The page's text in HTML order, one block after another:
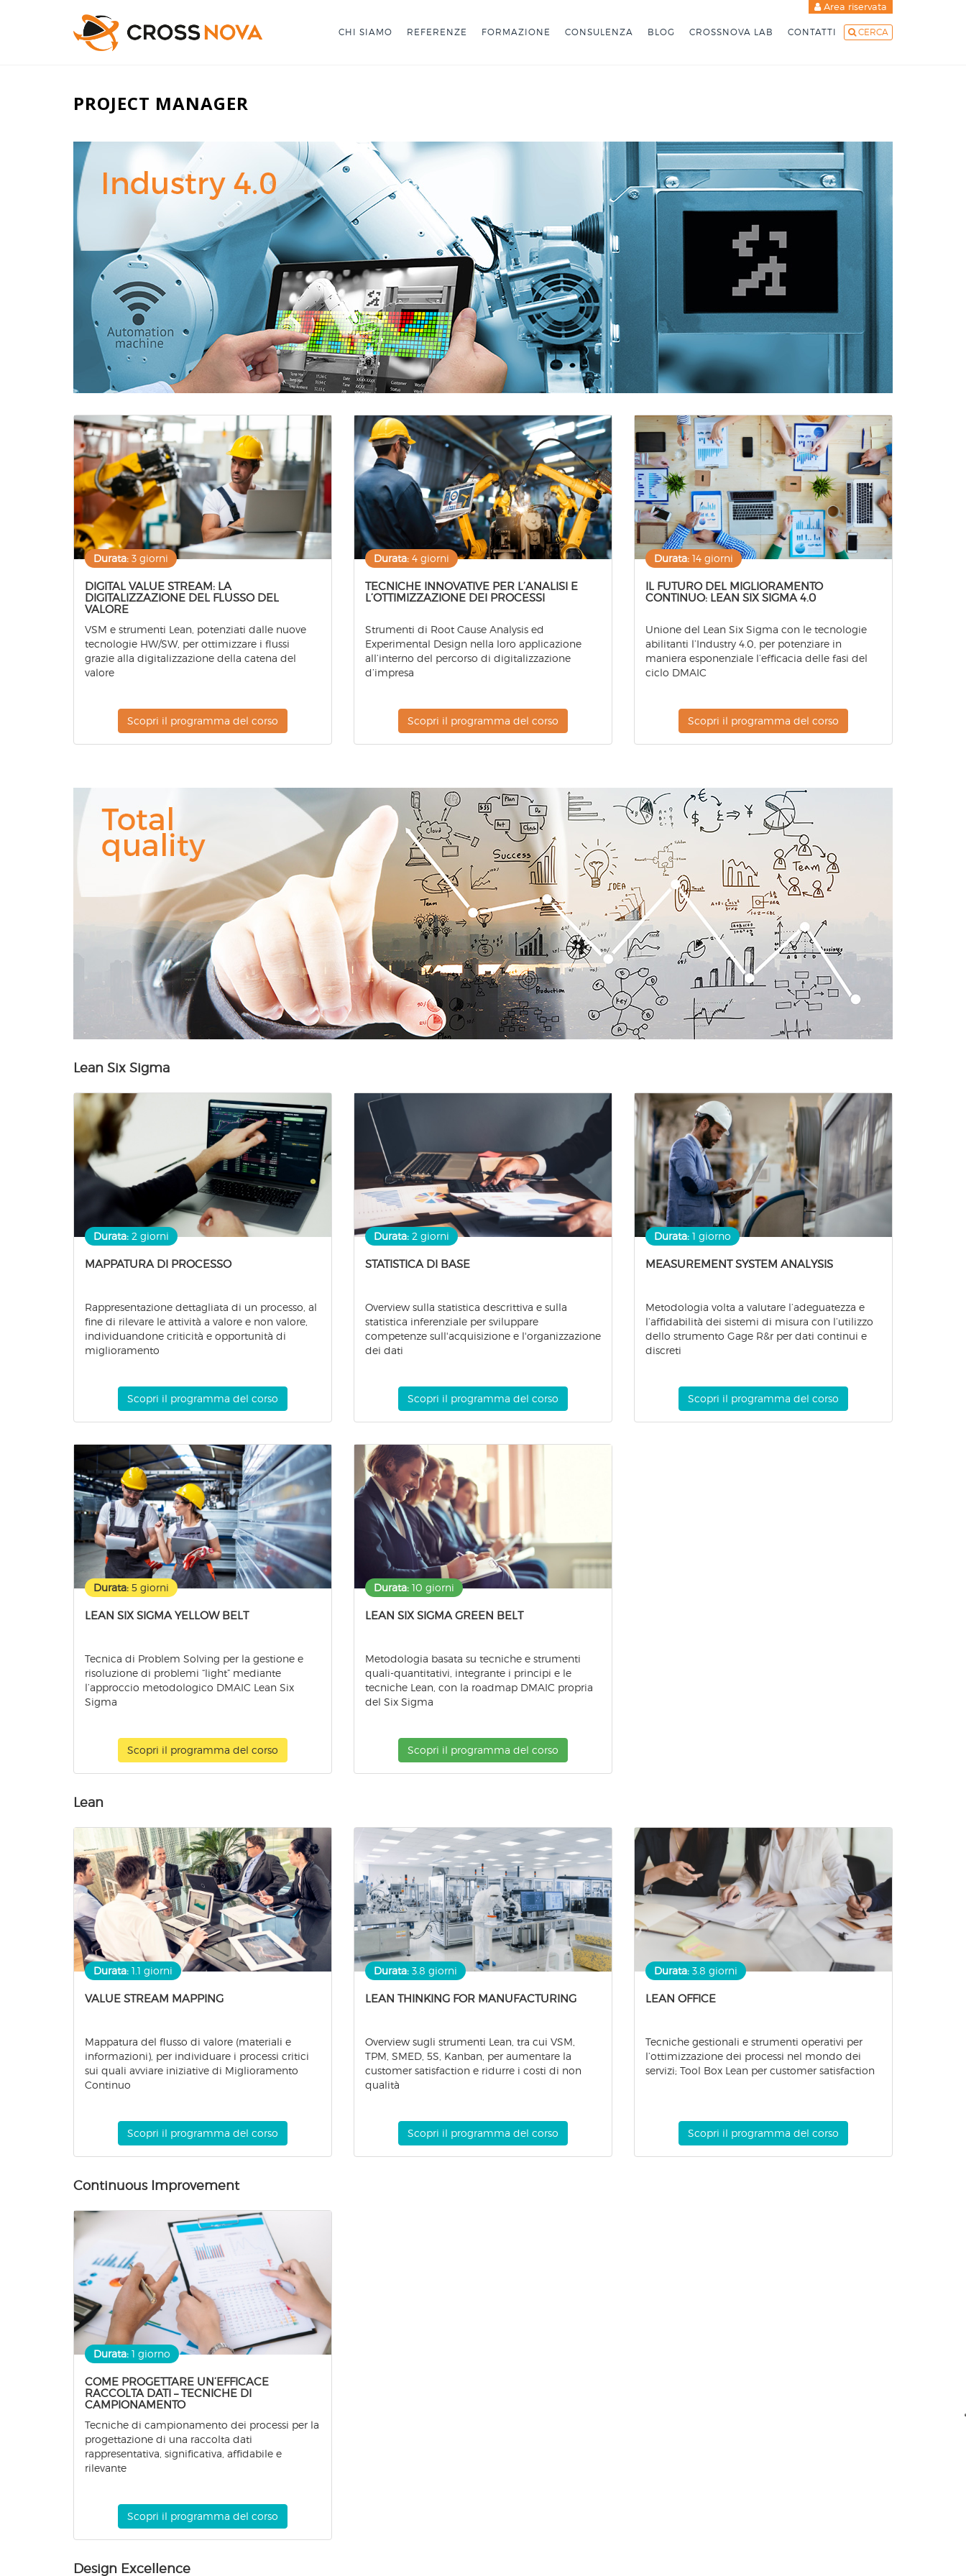
Area riservata
CHI SIAMO REFERENZE FORMAZIONE CONSULENZA BLOG CROSSNOVA LAB CONTATTI CERCA
PROJECT MANAGER
Industry
4.0
Durata: 3 giorni
DIGITAL VALUE STREAM: LA
DIGITALIZZAZIONE DEL FLUSSO DEL
VALORE
VSM e strumenti Lean, potenziati dalle nuove
tecnologie HW/SW, per ottimizzare i flussi
grazie alla digitalizzazione della catena del
valore
Scopri il programma del corso
Durata: 4 giorni
TECNICHE INNOVATIVE PER L’ANALISI E
L’OTTIMIZZAZIONE DEI PROCESSI
Strumenti di Root Cause Analysis ed
Experimental Design nella loro applicazione
all’interno del percorso di digitalizzazione
d’impresa
Scopri il programma del corso
Durata: 14 giorni
IL FUTURO DEL MIGLIORAMENTO
CONTINUO: LEAN SIX SIGMA 4.0
Unione del Lean Six Sigma con le tecnologie
abilitanti l’Industry 4.0, per potenziare in
maniera esponenziale l’efficacia delle fasi del
ciclo DMAIC
Scopri il programma del corso
Quality
Lean Six Sigma
Durata: 2 giorni
MAPPATURA DI PROCESSO
Rappresentazione dettagliata di un processo, al
fine di rilevare le attività a valore e non valore,
individuandone criticità e opportunità di
miglioramento
Scopri il programma del corso
Durata: 2 giorni
STATISTICA DI BASE
Overview sulla statistica descrittiva e sulla
statistica inferenziale per sviluppare
competenze sull'acquisizione e l'organizzazione
dei dati
Scopri il programma del corso
Durata: 1 giorno
MEASUREMENT SYSTEM ANALYSIS
Metodologia volta a valutare l’adeguatezza e
l’affidabilità dei sistemi di misura con l’utilizzo
dello strumento Gage R&r per dati continui e
discreti
Scopri il programma del corso
Durata: 5 giorni
LEAN SIX SIGMA YELLOW BELT
Tecnica di Problem Solving per la gestione e
risoluzione di problemi “light” mediante
l’approccio metodologico DMAIC Lean Six
Sigma
Scopri il programma del corso
Durata: 10 giorni
LEAN SIX SIGMA GREEN BELT
Metodologia basata su tecniche e strumenti
quali-quantitativi, integrante i principi e le
tecniche Lean, con la roadmap DMAIC propria
del Six Sigma
Scopri il programma del corso
Lean
Durata: 1.1 giorni
VALUE STREAM MAPPING
Mappatura del flusso di valore (materiali e
informazioni), per individuare i processi critici
sui quali avviare iniziative di Miglioramento
Continuo
Scopri il programma del corso
Durata: 3.8 giorni
LEAN THINKING FOR MANUFACTURING
Overview sugli strumenti Lean, tra cui VSM,
TPM, SMED, 5S, Kanban, per aumentare la
customer satisfaction e ridurre i costi di non
qualità
Scopri il programma del corso
Durata: 3.8 giorni
LEAN OFFICE ​
Tecniche gestionali e strumenti operativi per
l’ottimizzazione dei processi nel mondo dei
servizi; Tool Box Lean per customer satisfaction
Scopri il programma del corso
Continuous Improvement
Durata: 1 giorno
COME PROGETTARE UN’EFFICACE
RACCOLTA DATI – TECNICHE DI
CAMPIONAMENTO
Tecniche di campionamento dei processi per la
progettazione di una raccolta dati
rappresentativa, significativa, affidabile e
rilevante
Scopri il programma del corso
Design Excellence